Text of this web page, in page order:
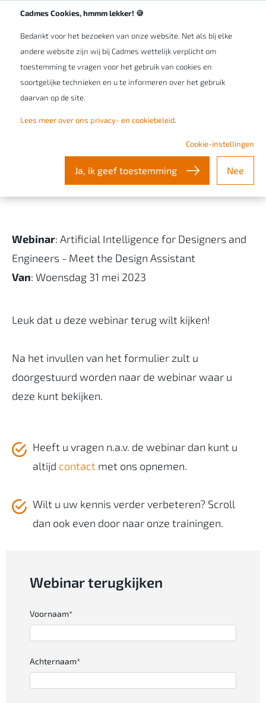
Cadmes Cookies, hmmm lekker! 🍪
Bedankt voor het bezoeken van onze website. Net als bij elke
andere website zijn wij bij Cadmes wettelijk verplicht om
toestemming te vragen voor het gebruik van cookies en
soortgelijke technieken en u te informeren over het gebruik
daarvan op de site.
Lees meer over ons privacy- en cookiebeleid.
Cookie-instellingen
Ja, ik geef toestemming Nee
WEBINAR
Artificial Intelligence for
Designers and Engineers -
Meet the Design Assistant
Webinar: Artificial Intelligence for Designers and
Engineers - Meet the Design Assistant
Van: Woensdag 31 mei 2023
Leuk dat u deze webinar terug wilt kijken!
Na het invullen van het formulier zult u
doorgestuurd worden naar de webinar waar u
deze kunt bekijken.
Heeft u vragen n.a.v. de webinar dan kunt u
altijd contact met ons opnemen.
Wilt u uw kennis verder verbeteren? Scroll
dan ook even door naar onze trainingen.
Webinar terugkijken
Voornaam*
Achternaam*